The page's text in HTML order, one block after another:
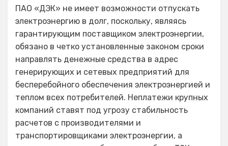
ПАО «ДЭК» не имеет возможности отпускать
электроэнергию в долг, поскольку, являясь
гарантирующим поставщиком электроэнергии,
обязано в четко установленные законом сроки
направлять денежные средства в адрес
генерирующих и сетевых предприятий для
бесперебойного обеспечения электроэнергией и
теплом всех потребителей. Неплатежи крупных
компаний ставят под угрозу стабильность
расчетов с производителями и
транспортировщиками электроэнергии, а